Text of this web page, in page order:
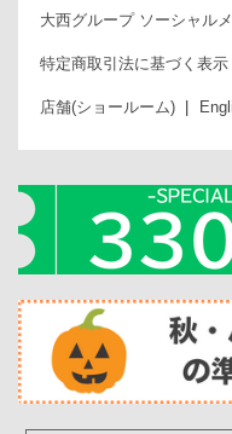
大西グループ ソーシャル
特定商取引法に基づく表示
店舗(ショールーム)